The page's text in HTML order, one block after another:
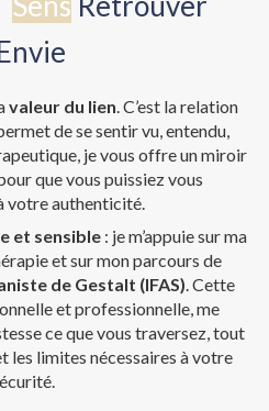
valeur du lien. C’est la relation
de se sentir vu, entendu,
je vous offre un miroir
que vous puissiez vous
votre authenticité.
et sensible : je m’appuie sur ma
et sur mon parcours de
de Gestalt (IFAS). Cette
et professionnelle, me
ce que vous traversez, tout
les limites nécessaires à votre